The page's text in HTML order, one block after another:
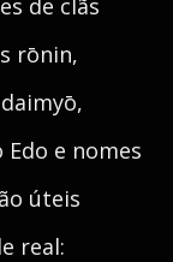
de clãs
rōnin,
e nomes
úteis
real: